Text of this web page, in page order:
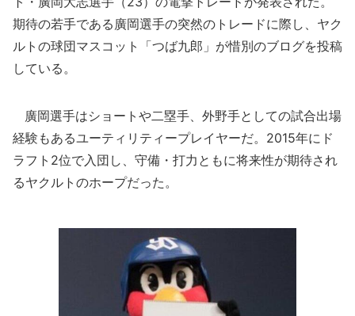
期待の若手である廣岡選手の突然のトレードに際し、ヤク
ルトの球団マスコット「つば九郎」が惜別のブログを投稿
している。
廣岡選手はショートや二塁手、外野手としての試合出場
経験もあるユーティリティープレイヤーだ。2015年にド
ラフト2位で入団し、守備・打力ともに将来性が期待され
るヤクルトのホープだった。